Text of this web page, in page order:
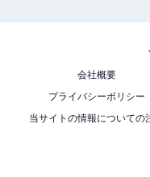
会社概要
プライバシーポリシー
当サイトの情報についての